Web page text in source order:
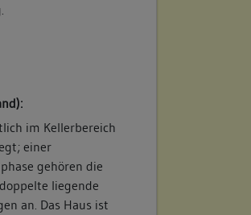
im Kellerbereich
einer
gehören die
liegende
an. Das Haus ist